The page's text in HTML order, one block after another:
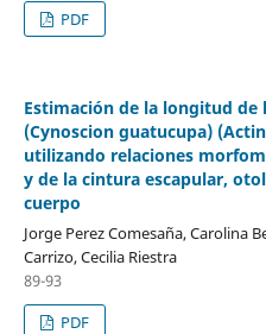
PDF
Estimación de la longitud de
(Cynoscion guatucupa)
utilizando relaciones
y de la cintura escapular,
cuerpo
Jorge Perez Comesaña, Carolina
Carrizo, Cecilia Riestra
89-93
PDF